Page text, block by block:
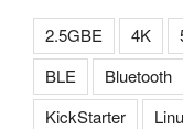
2.5GBE 4K
BLE
Bluetooth
KickStarter